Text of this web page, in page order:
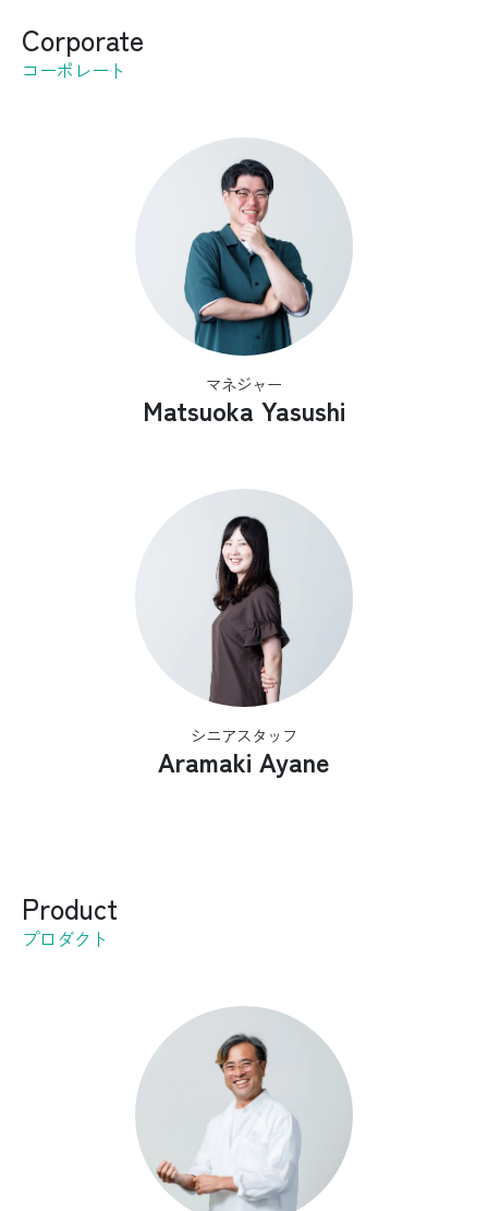
Corporate
コーポレート
マネジャー
Matsuoka Yasushi
シニアスタッフ
Aramaki Ayane
Product
プロダクト